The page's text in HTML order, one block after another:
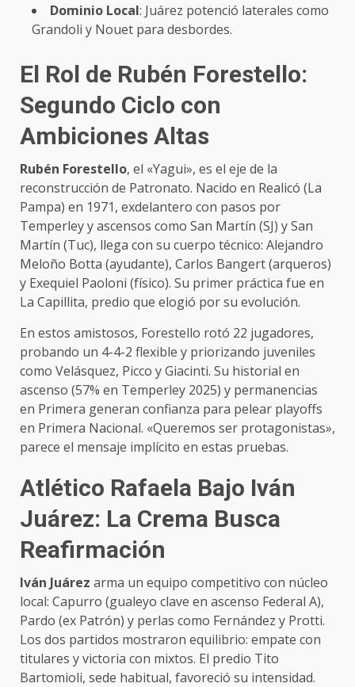
Dominio Local: Juárez potenció laterales como
Grandoli y Nouet para desbordes.
El Rol de Rubén Forestello:
Segundo Ciclo con
Ambiciones Altas
Rubén Forestello, el «Yagui», es el eje de la
reconstrucción de Patronato. Nacido en Realicó (La
Pampa) en 1971, exdelantero con pasos por
Temperley y ascensos como San Martín (SJ) y San
Martín (Tuc), llega con su cuerpo técnico: Alejandro
Meloño Botta (ayudante), Carlos Bangert (arqueros)
y Exequiel Paoloni (físico). Su primer práctica fue en
La Capillita, predio que elogió por su evolución.
En estos amistosos, Forestello rotó 22 jugadores,
probando un 4-4-2 flexible y priorizando juveniles
como Velásquez, Picco y Giacinti. Su historial en
ascenso (57% en Temperley 2025) y permanencias
en Primera generan confianza para pelear playoffs
en Primera Nacional. «Queremos ser protagonistas»,
parece el mensaje implícito en estas pruebas.
Atlético Rafaela Bajo Iván
Juárez: La Crema Busca
Reafirmación
Iván Juárez arma un equipo competitivo con núcleo
local: Capurro (gualeyo clave en ascenso Federal A),
Pardo (ex Patrón) y perlas como Fernández y Protti.
Los dos partidos mostraron equilibrio: empate con
titulares y victoria con mixtos. El predio Tito
Bartomioli, sede habitual, favoreció su intensidad.